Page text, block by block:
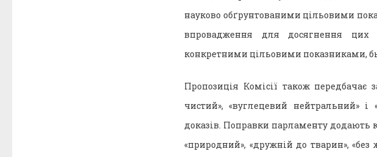
науково обґрунтованими цільовими
впровадження для досягнення цих
конкретними цільовими показниками,
Пропозиція Комісії також передбачає
чистий», «вуглецевий нейтральний»
доказів. Поправки парламенту додають
«природний», «дружній до тварин», «без